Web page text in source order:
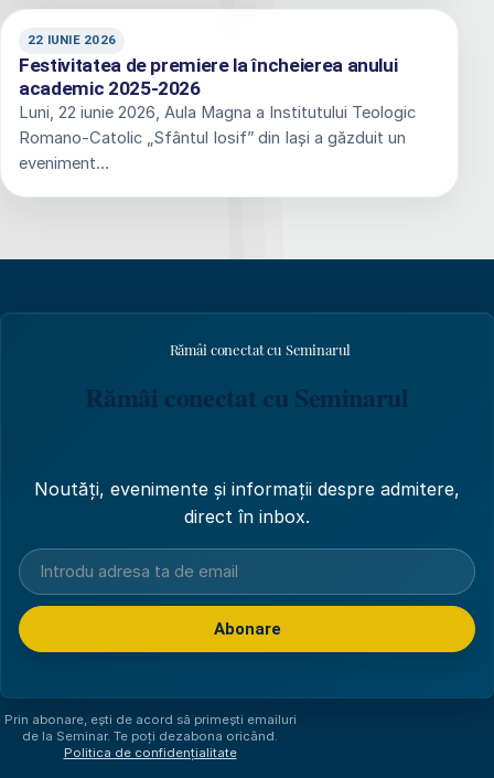
22 IUNIE 2026
Festivitatea de premiere la încheierea anului
academic 2025-2026
Luni, 22 iunie 2026, Aula Magna a Institutului Teologic
Romano-Catolic „Sfântul Iosif” din Iași a găzduit un
eveniment…
Rămâi conectat cu Seminarul
Rămâi conectat cu Seminarul
Noutăți, evenimente și informații despre admitere,
direct în inbox.
Abonare
Am citit și sunt de acord cu politica de confidențialitate
Prin abonare, ești de acord să primești emailuri
de la Seminar. Te poți dezabona oricând.
Politica de confidențialitate